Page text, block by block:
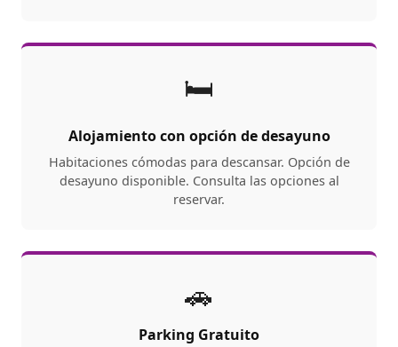
🛏️
Alojamiento con opción de desayuno
Habitaciones cómodas para descansar. Opción de
desayuno disponible. Consulta las opciones al
reservar.
🚗
Parking Gratuito